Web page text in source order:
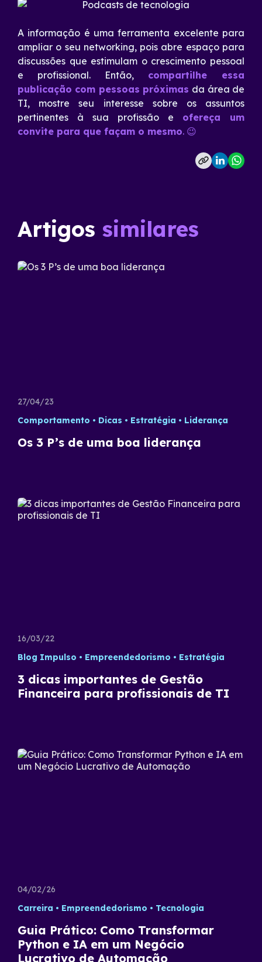
A informação é uma ferramenta excelente para
ampliar o seu networking, pois abre espaço para
discussões que estimulam o crescimento pessoal
e profissional. Então, compartilhe essa
publicação com pessoas próximas da área de
TI, mostre seu interesse sobre os assuntos
pertinentes à sua profissão e ofereça um
convite para que façam o mesmo. 😉
Artigos similares
27/04/23
Comportamento
Dicas Estratégia Liderança
Os 3 P’s de uma boa liderança
16/03/22
Blog Impulso
Empreendedorismo Estratégia
3 dicas importantes de Gestão
Financeira para profissionais de TI
04/02/26
Carreira
Empreendedorismo Tecnologia
Guia Prático: Como Transformar
Python e IA em um Negócio
Lucrativo de Automação